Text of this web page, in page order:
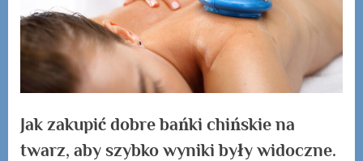
Jak zakupić dobre bańki chińskie na
twarz, aby szybko wyniki były widoczne.